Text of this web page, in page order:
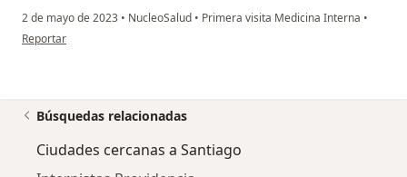
2 de mayo de 2023 • NucleoSalud • Primera visita Medicina Interna •
en opinión del usuario I.p
Reportar
Búsquedas relacionadas
Ciudades cercanas a Santiago